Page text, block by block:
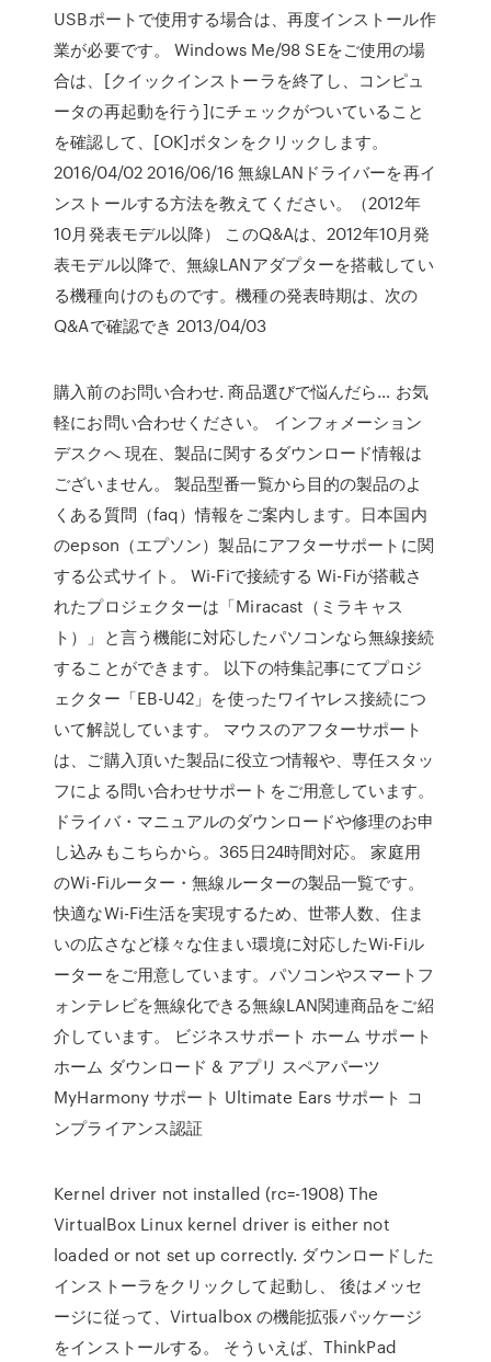
USBポートで使用する場合は、再度インストール作
業が必要です。 Windows Me/98 SEをご使用の場
合は、[クイックインストーラを終了し、コンピュ
ータの再起動を行う]にチェックがついていること
を確認して、[OK]ボタンをクリックします。
2016/04/02 2016/06/16 無線LANドライバーを再イ
ンストールする方法を教えてください。（2012年
10月発表モデル以降） このQ&Aは、2012年10月発
表モデル以降で、無線LANアダプターを搭載してい
る機種向けのものです。機種の発表時期は、次の
Q&Aで確認でき 2013/04/03
購入前のお問い合わせ. 商品選びで悩んだら… お気
軽にお問い合わせください。 インフォメーション
デスクへ 現在、製品に関するダウンロード情報は
ございません。 製品型番一覧から目的の製品のよ
くある質問（faq）情報をご案内します。日本国内
のepson（エプソン）製品にアフターサポートに関
する公式サイト。 Wi-Fiで接続する Wi-Fiが搭載さ
れたプロジェクターは「Miracast（ミラキャス
ト）」と言う機能に対応したパソコンなら無線接続
することができます。 以下の特集記事にてプロジ
ェクター「EB-U42」を使ったワイヤレス接続につ
いて解説しています。 マウスのアフターサポート
は、ご購入頂いた製品に役立つ情報や、専任スタッ
フによる問い合わせサポートをご用意しています。
ドライバ・マニュアルのダウンロードや修理のお申
し込みもこちらから。365日24時間対応。 家庭用
のWi-Fiルーター・無線ルーターの製品一覧です。
快適なWi-Fi生活を実現するため、世帯人数、住ま
いの広さなど様々な住まい環境に対応したWi-Fiル
ーターをご用意しています。パソコンやスマートフ
ォンテレビを無線化できる無線LAN関連商品をご紹
介しています。 ビジネスサポート ホーム サポート
ホーム ダウンロード & アプリ スペアパーツ
MyHarmony サポート Ultimate Ears サポート コ
ンプライアンス認証
Kernel driver not installed (rc=-1908) The
VirtualBox Linux kernel driver is either not
loaded or not set up correctly. ダウンロードした
インストーラをクリックして起動し、 後はメッセ
ージに従って、Virtualbox の機能拡張パッケージ
をインストールする。 そういえば、ThinkPad